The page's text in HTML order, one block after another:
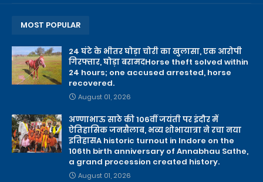
MOST POPULAR
24 घंटे के भीतर घोड़ा चोरी का खुलासा, एक आरोपी
गिरफ्तार, घोड़ा बरामदHorse theft solved within
24 hours; one accused arrested, horse
recovered.
August 01, 2026
अण्णाभाऊ साठे की 106वीं जयंती पर इंदौर में
ऐतिहासिक जनसैलाब, भव्य शोभायात्रा ने रचा नया
इतिहासA historic turnout in Indore on the
106th birth anniversary of Annabhau Sathe,
a grand procession created history.
August 01, 2026